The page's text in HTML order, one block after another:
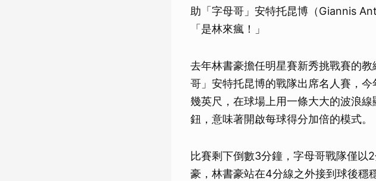
助「字母哥」安特托昆博（Giannis
「是林來瘋！」
去年林書豪擔任明星賽新秀挑戰賽的
哥」安特托昆博的戰隊出席名人賽，
幾英尺，在球場上用一條大大的波浪
鈕，意味著開啟每球得分加倍的模式。
比賽剩下倒數3分鐘，字母哥戰隊僅
豪，林書豪站在4分線之外接到球後穩